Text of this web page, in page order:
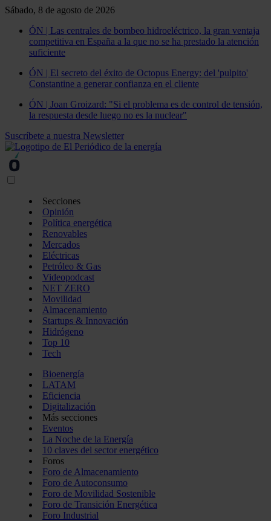
Sábado, 8 de agosto de 2026
ÓN | Las centrales de bombeo hidroeléctrico, la gran ventaja
competitiva en España a la que no se ha prestado la atención
suficiente
ÓN | El secreto del éxito de Octopus Energy: del 'pulpito'
Constantine a generar confianza en el cliente
ÓN | Joan Groizard: "Si el problema es de control de tensión,
la respuesta desde luego no es la nuclear"
Suscríbete a nuestra Newsletter
Secciones
Opinión
Política energética
Renovables
Mercados
Eléctricas
Petróleo & Gas
Videopodcast
NET ZERO
Movilidad
Almacenamiento
Startups & Innovación
Hidrógeno
Top 10
Tech
Bioenergía
LATAM
Eficiencia
Digitalización
Más secciones
Eventos
La Noche de la Energía
10 claves del sector energético
Foros
Foro de Almacenamiento
Foro de Autoconsumo
Foro de Movilidad Sostenible
Foro de Transición Energética
Foro Industrial